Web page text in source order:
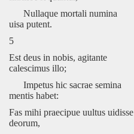
Nullaque mortali numina
uisa putent.
5
Est deus in nobis, agitante
calescimus illo;
Impetus hic sacrae semina
mentis habet:
Fas mihi praecipue uultus uidisse
deorum,